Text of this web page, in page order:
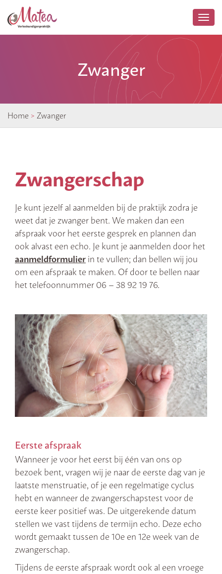
Zwanger
Home > Zwanger
Zwangerschap
Je kunt jezelf al aanmelden bij de praktijk zodra je
weet dat je zwanger bent. We maken dan een
afspraak voor het eerste gesprek en plannen dan
ook alvast een echo. Je kunt je aanmelden door het
aanmeldformulier in te vullen; dan bellen wij jou
om een afspraak te maken. Of door te bellen naar
het telefoonnummer 06 – 38 92 19 76.
Eerste afspraak
Wanneer je voor het eerst bij één van ons op
bezoek bent, vragen wij je naar de eerste dag van je
laatste menstruatie, of je een regelmatige cyclus
hebt en wanneer de zwangerschapstest voor de
eerste keer positief was. De uitgerekende datum
stellen we vast tijdens de termijn echo. Deze echo
wordt gemaakt tussen de 10e en 12e week van de
zwangerschap.
Tijdens de eerste afspraak wordt ook al een vroege